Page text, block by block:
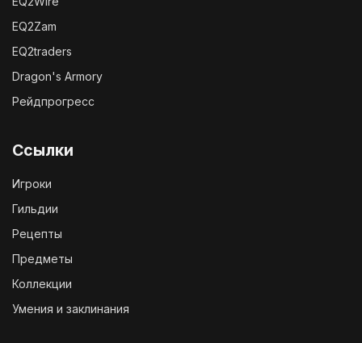
EQ2Zam
EQ2traders
Dragon's Armory
Рейдпрогресс
Ссылки
Игроки
Гильдии
Рецепты
Предметы
Коллекции
Умения и заклинания